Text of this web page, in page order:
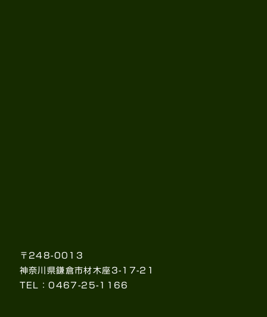
〒248-0013
神奈川県鎌倉市材木座3-17-21
TEL：0467-25-1166